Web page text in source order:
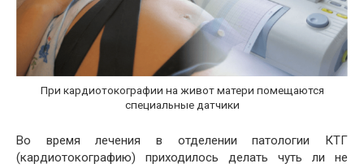
При кардиотокографии на живот матери помещаются
специальные датчики
Во время лечения в отделении патологии КТГ
(кардиотокографию) приходилось делать чуть ли не